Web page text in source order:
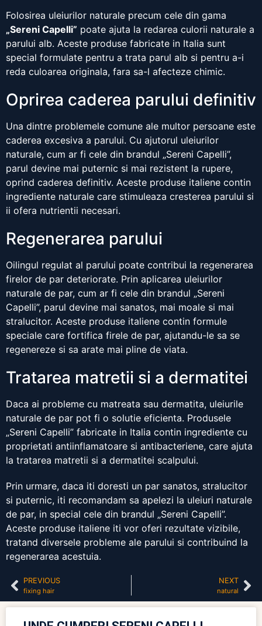
Folosirea uleiurilor naturale precum cele din gama
„Sereni Capelli” poate ajuta la redarea culorii naturale a
parului alb. Aceste produse fabricate in Italia sunt
special formulate pentru a trata parul alb si pentru a-i
reda culoarea originala, fara sa-l afecteze chimic.
Oprirea caderea parului definitiv
Una dintre problemele comune ale multor persoane este
caderea excesiva a parului. Cu ajutorul uleiurilor
naturale, cum ar fi cele din brandul „Sereni Capelli”,
parul devine mai puternic si mai rezistent la rupere,
oprind caderea definitiv. Aceste produse italiene contin
ingrediente naturale care stimuleaza cresterea parului si
ii ofera nutrientii necesari.
Regenerarea parului
Oilingul regulat al parului poate contribui la regenerarea
firelor de par deteriorate. Prin aplicarea uleiurilor
naturale de par, cum ar fi cele din brandul „Sereni
Capelli”, parul devine mai sanatos, mai moale si mai
stralucitor. Aceste produse italiene contin formule
speciale care fortifica firele de par, ajutandu-le sa se
regenereze si sa arate mai pline de viata.
Tratarea matretii si a dermatitei
Daca ai probleme cu matreata sau dermatita, uleiurile
naturale de par pot fi o solutie eficienta. Produsele
„Sereni Capelli” fabricate in Italia contin ingrediente cu
proprietati antiinflamatoare si antibacteriene, care ajuta
la tratarea matretii si a dermatitei scalpului.
Prin urmare, daca iti doresti un par sanatos, stralucitor
si puternic, iti recomandam sa apelezi la uleiuri naturale
de par, in special cele din brandul „Sereni Capelli”.
Aceste produse italiene iti vor oferi rezultate vizibile,
tratand diversele probleme ale parului si contribuind la
regenerarea acestuia.
PREVIOUS
fixing hair
NEXT
natural